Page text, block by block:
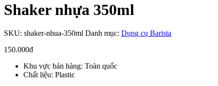
Shaker nhựa 350ml
SKU: shaker-nhua-350ml Danh mục: Dụng cụ Barista
150.000đ
Khu vực bán hàng: Toàn quốc
Chất liệu: Plastic